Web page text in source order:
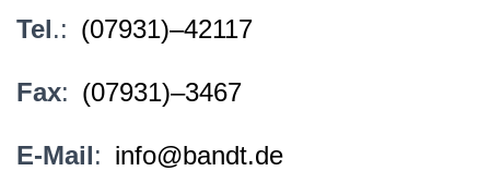
Tel.: (07931)–42117
Fax: (07931)–3467
E-Mail: info@bandt.de